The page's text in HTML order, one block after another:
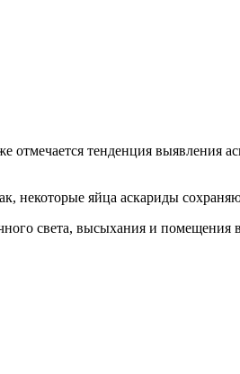
тенденция выявления
некоторые яйца аскариды
света, высыхания и помещения